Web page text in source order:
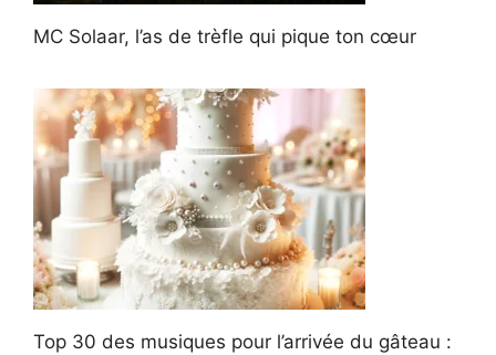
MC Solaar, l’as de trèfle qui pique ton cœur
Top 30 des musiques pour l’arrivée du gâteau :